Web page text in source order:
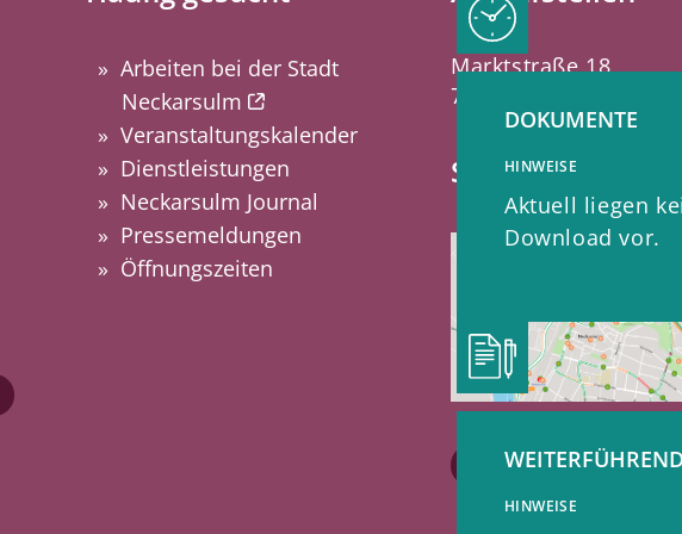
HINWEISE
DOKUMENTE
HINWEISE
Aktuell liegen
Download vor.
Arbeiten bei der Stadt
Neckarsulm
Veranstaltungskalender
Dienstleistungen
Neckarsulm Journal
Pressemeldungen
Öffnungszeiten
Marktstraße 18
74172 Neckarsulm
Stadtplan